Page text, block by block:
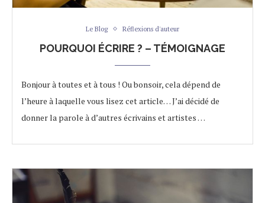
Le Blog Réflexions d'auteur
POURQUOI ÉCRIRE ? – TÉMOIGNAGE
Bonjour à toutes et à tous ! Ou bonsoir, cela dépend de
l’heure à laquelle vous lisez cet article… J’ai décidé de
donner la parole à d’autres écrivains et artistes …